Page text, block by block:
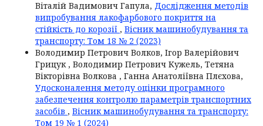
Віталій Вадимович Гапула, Дослідження методів
випробування лакофарбового покриття на
стійкість до корозії , Вісник машинобудування та
транспорту: Том 18 № 2 (2023)
Володимир Петрович Волков, Ігор Валерійович
Грицук , Володимир Петрович Кужель, Тетяна
Вікторівна Волкова , Ганна Анатоліївна Плєхова,
Удосконалення методу оцінки програмного
забезпечення контролю параметрів транспортних
засобів , Вісник машинобудування та транспорту:
Том 19 № 1 (2024)